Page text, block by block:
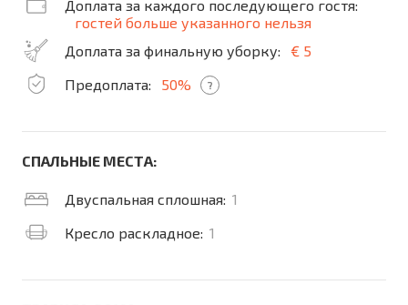
Доплата за каждого последующего гостя:
гостей больше указанного нельзя
Доплата за финальную уборку:
€ 5
Предоплата:
50% ?
СПАЛЬНЫЕ МЕСТА:
Двуспальная сплошная: 1
Кресло раскладное: 1